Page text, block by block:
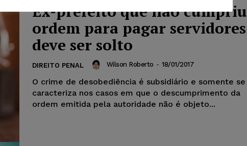
Ex-prefeito que não cumpriu
ordem para pagar servidores
deve ser solto
DIREITO PENAL Wilson Roberto - 18/01/2017
O crime de desobediência é subsidiário e somente se
caracteriza nos casos em que o descumprimento da
ordem emitida pela autoridade não é objeto...